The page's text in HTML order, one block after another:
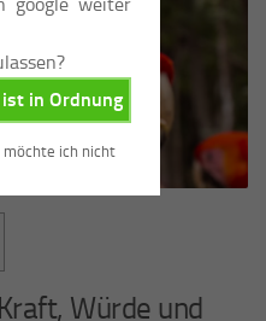
ist in Ordnung
möchte ich nicht
Würde und